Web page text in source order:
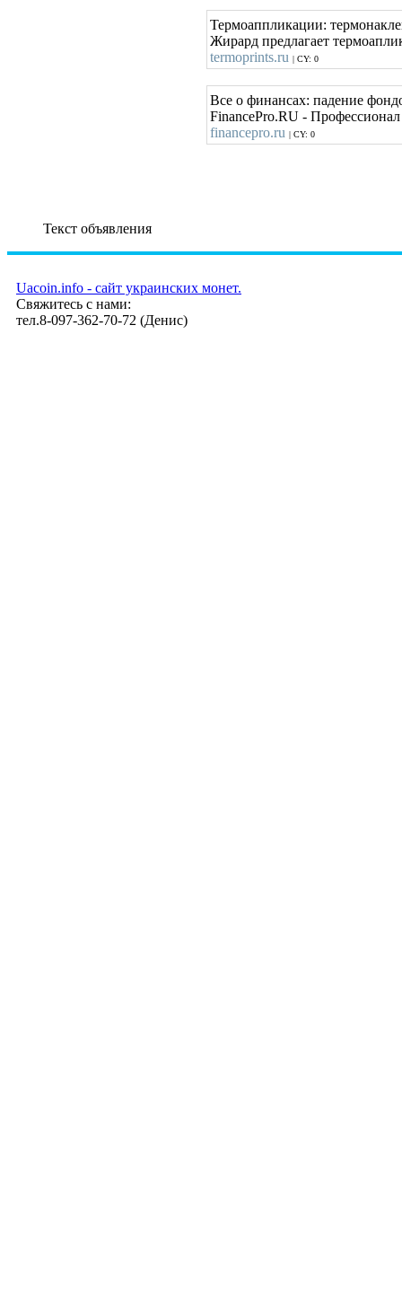
Термоаппликации:
Жирард предлагает
termoprints.ru | CY: 0
Все о финансах: падение
FinancePro.RU -
financepro.ru | CY: 0
Текст объявления
Uacoin.info - сайт украинских монет.
Свяжитесь с нами:
тел.8-097-362-70-72 (Денис)